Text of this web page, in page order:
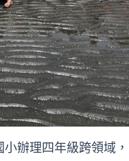
辦理四年級跨領域